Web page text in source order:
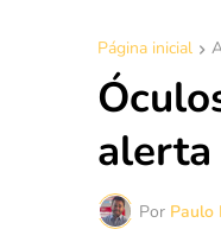
Página inicial
Por Paulo